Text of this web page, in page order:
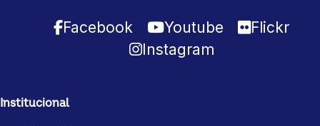
Facebook Youtube
Flickr
Instagram
Institucional